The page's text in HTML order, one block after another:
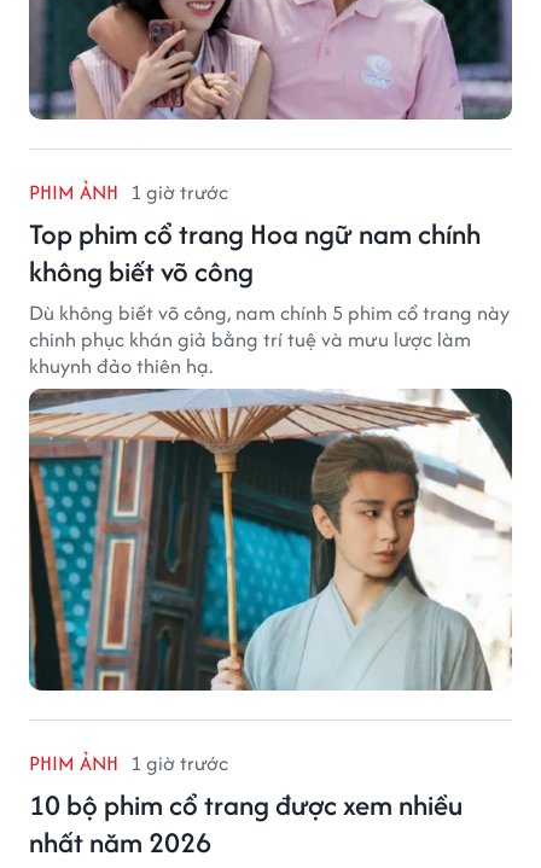
PHIM ẢNH 1 giờ trước
Top phim cổ trang Hoa ngữ nam chính
không biết võ công
Dù không biết võ công, nam chính 5 phim cổ trang này
chinh phục khán giả bằng trí tuệ và mưu lược làm
khuynh đảo thiên hạ.
PHIM ẢNH 1 giờ trước
10 bộ phim cổ trang được xem nhiều
nhất năm 2026